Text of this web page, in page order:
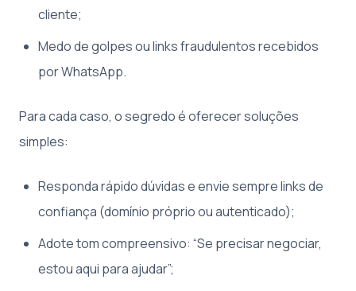
cliente;
Medo de golpes ou links fraudulentos recebidos
por WhatsApp.
Para cada caso, o segredo é oferecer soluções
simples:
Responda rápido dúvidas e envie sempre links de
confiança (domínio próprio ou autenticado);
Adote tom compreensivo: “Se precisar negociar,
estou aqui para ajudar”;